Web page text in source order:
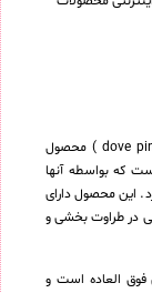
صابون داو مدل pink با رایحه گل رز 90 گرم ( dove pink soap ) محصول
که بواسطه آنها
این محصول دارای
در طراوت بخشی و
فوق العاده است و